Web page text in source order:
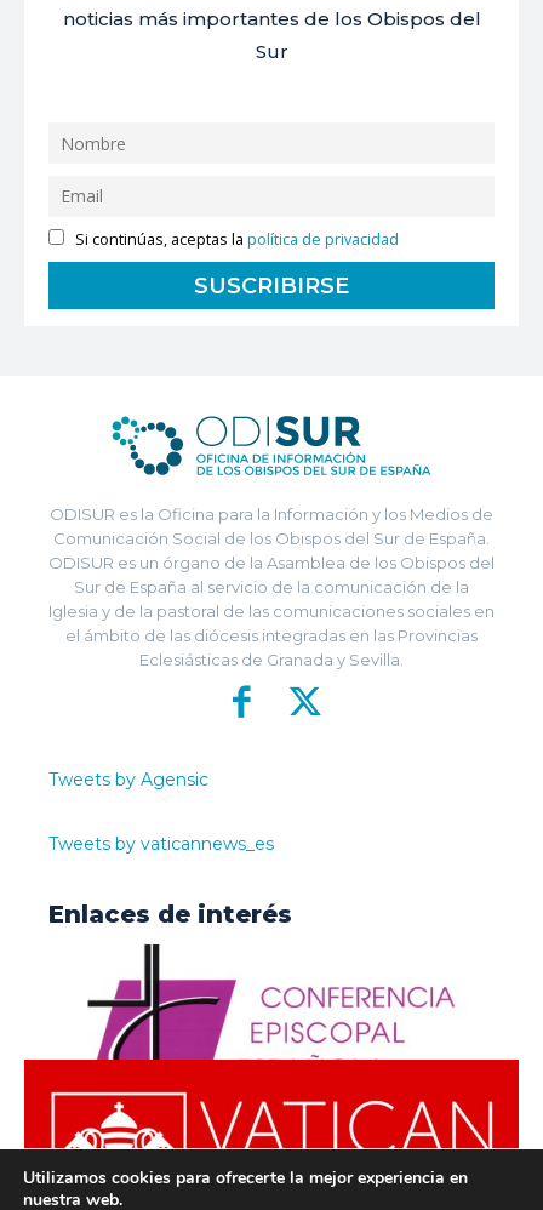
noticias más importantes de los Obispos del
Sur
Si continúas, aceptas lapolítica de privacidad
ODISUR es la Oficina para la Información y los Medios de
Comunicación Social de los Obispos del Sur de España.
ODISUR es un órgano de la Asamblea de los Obispos del
Sur de España al servicio de la comunicación de la
Iglesia y de la pastoral de las comunicaciones sociales en
el ámbito de las diócesis integradas en las Provincias
Eclesiásticas de Granada y Sevilla.
Tweets by Agensic
Tweets by vaticannews_es
Enlaces de interés
Utilizamos cookies para ofrecerte la mejor experiencia en
nuestra web.